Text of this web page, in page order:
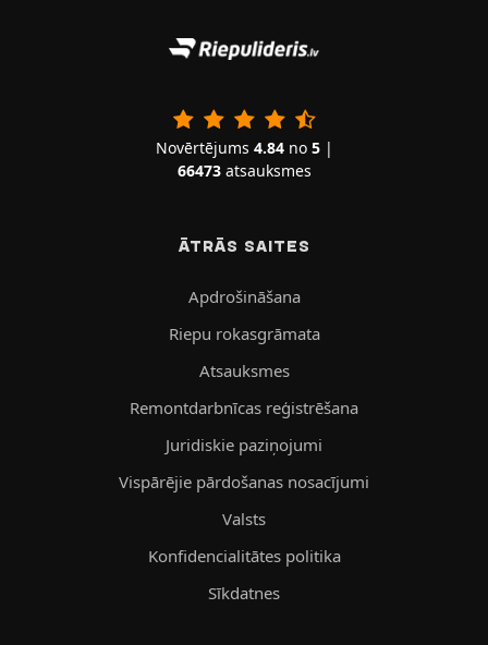
Novērtējums 4.84no 5|
66473atsauksmes
ĀTRĀS SAITES
Apdrošināšana
Riepu rokasgrāmata
Atsauksmes
Remontdarbnīcas reģistrēšana
Juridiskie paziņojumi
Vispārējie pārdošanas nosacījumi
Valsts
Konfidencialitātes politika
Sīkdatnes